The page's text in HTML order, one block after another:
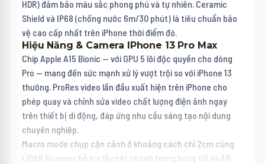
HDR) đảm bảo màu sắc phong phú và tự nhiên. Ceramic
Shield và IP68 (chống nước 6m/30 phút) là tiêu chuẩn bảo
vệ cao cấp nhất trên iPhone thời điểm đó.
Hiệu Năng & Camera IPhone 13 Pro Max
Chip Apple A15 Bionic — với GPU 5 lõi độc quyền cho dòng
Pro — mang đến sức mạnh xử lý vượt trội so với iPhone 13
thường. ProRes video lần đầu xuất hiện trên iPhone cho
phép quay và chỉnh sửa video chất lượng điện ảnh ngay
trên thiết bị di động, đáp ứng nhu cầu sáng tạo nội dung
chuyên nghiệp.
Macro mode chụp cận cảnh ở khoảng cách chỉ 2cm cùng
LiDAR Scanner hỗ trợ lấy nét nhanh trong bóng tối và AR